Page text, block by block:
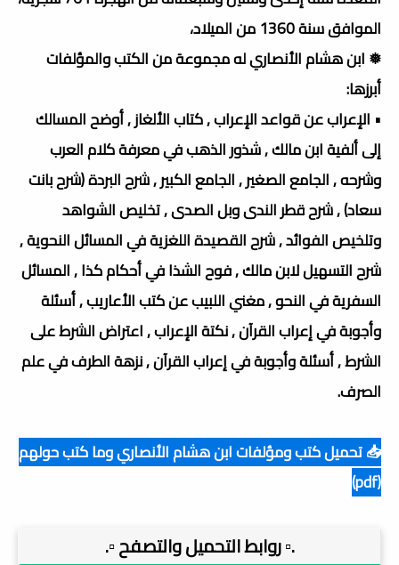
الموافق سنة 1360 من الميلاد،
❅ ابن هشام الأنصاري له مجموعة من الكتب والمؤلفات
أبرزها:
• الإعراب عن قواعد الإعراب , كتاب الألغاز , أوضح المسالك
إلى ألفية ابن مالك , شذور الذهب في معرفة كلام العرب
وشرحه , الجامع الصغير , الجامع الكبير , شرح البردة (شرح بانت
سعاد) , شرح قطر الندى وبل الصدى , تخليص الشواهد
وتلخيص الفوائد , شرح القصيدة اللغزية في المسائل النحوية ,
شرح التسهيل لابن مالك , فوح الشذا في أحكام كذا , المسائل
السفرية في النحو , مغني اللبيب عن كتب الأعاريب , أسئلة
وأجوبة في إعراب القرآن , نكتة الإعراب , اعتراض الشرط على
الشرط , أسئلة وأجوبة في إعراب القرآن , نزهة الطرف في علم
الصرف.
📥 تحميل كتب ومؤلفات ابن هشام الأنصاري وما كتب حولهم
(pdf)
.▫️ روابط التحميل والتصفح ▫️.